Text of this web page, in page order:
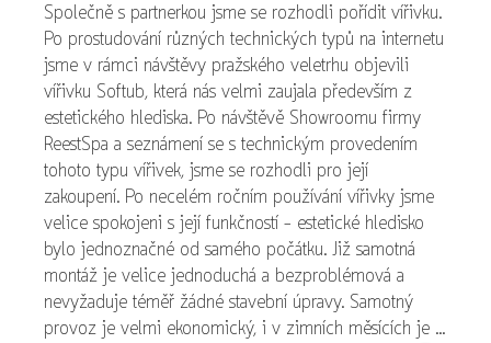
Společně s partnerkou jsme se rozhodli pořídit vířivku.
Po prostudování různých technických typů na internetu
jsme v rámci návštěvy pražského veletrhu objevili
vířivku Softub, která nás velmi zaujala především z
estetického hlediska. Po návštěvě Showroomu firmy
ReestSpa a seznámení se s technickým provedením
tohoto typu vířivek, jsme se rozhodli pro její
zakoupení. Po necelém ročním používání vířivky jsme
velice spokojeni s její funkčností - estetické hledisko
bylo jednoznačné od samého počátku. Již samotná
montáž je velice jednoduchá a bezproblémová a
nevyžaduje téměř žádné stavební úpravy. Samotný
provoz je velmi ekonomický, i v zimních měsících je ...